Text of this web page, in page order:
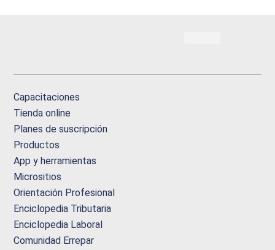
Capacitaciones
Tienda online
Planes de suscripción
Productos
App y herramientas
Micrositios
Orientación Profesional
Enciclopedia Tributaria
Enciclopedia Laboral
Comunidad Errepar